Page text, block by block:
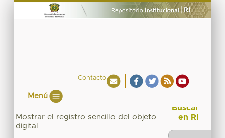
Contacto
Menú
Mostrar el registro sencillo del objeto
digital
Buscar
en RI